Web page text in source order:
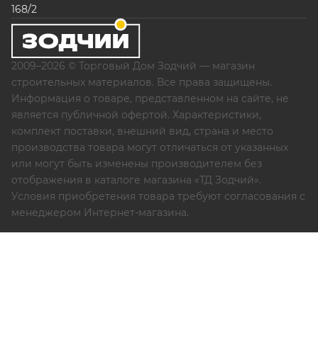
168/2
2009–2026 © Торговый Дом Зодчий — магазин
строительных материалов. Все права защищены.
Информация о товаре, представленном на сайте, не
является публичной офертой. Характеристики,
комплект поставки, внешний вид, страна и место
производства товара могут отличаться от указанных
или могут быть изменены производителем без
отображения в каталоге магазина «ТД Зодчий».
Условия приобретения товара требуют согласования с
менеджером Интернет-магазина.